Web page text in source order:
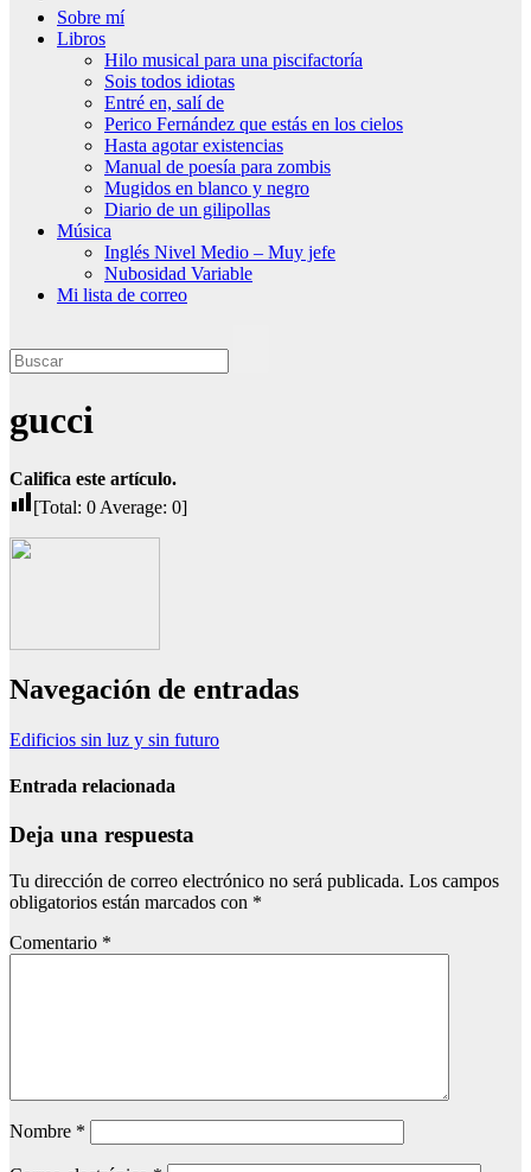
Sobre mí
Libros
Hilo musical para una piscifactoría
Sois todos idiotas
Entré en, salí de
Perico Fernández que estás en los cielos
Hasta agotar existencias
Manual de poesía para zombis
Mugidos en blanco y negro
Diario de un gilipollas
Música
Inglés Nivel Medio – Muy jefe
Nubosidad Variable
Mi lista de correo
gucci
Califica este artículo.
[Total: 0 Average: 0]
Navegación de entradas
Edificios sin luz y sin futuro
Entrada relacionada
Deja una respuesta
Tu dirección de correo electrónico no será publicada. Los campos
obligatorios están marcados con *
Comentario *
Nombre *